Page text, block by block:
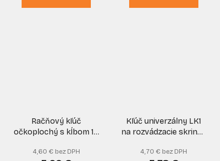
Račňový kľúč
očkoplochý s kĺbom 15
4,60 € bez DPH
Kľúč univerzálny LK1
na rozvádzacie skrinky
kovový, LIDOKOV
4,70 € bez DPH